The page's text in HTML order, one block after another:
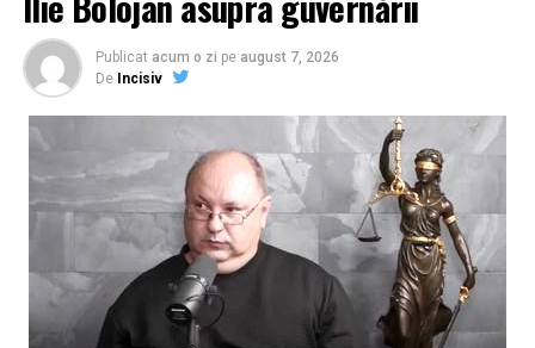
Publicat acum o zi pe august 7, 2026
De Incisiv